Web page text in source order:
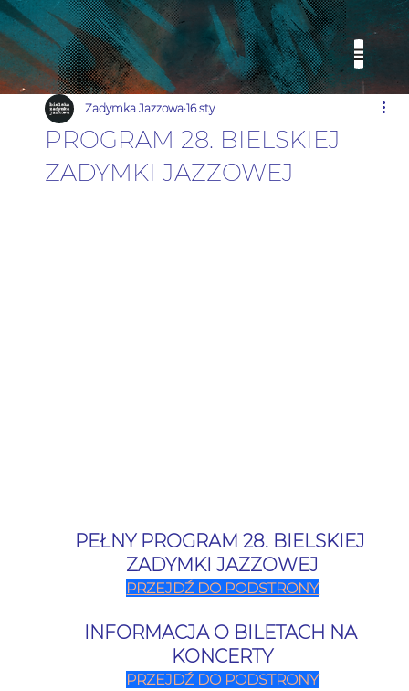
PROGRAM 28. BIELSKIEJ
ZADYMKI JAZZOWEJ
Zadymka Jazzowa 16 sty
PEŁNY PROGRAM 28. BIELSKIEJ
ZADYMKI JAZZOWEJ
PRZEJDŹ DO PODSTRONY
INFORMACJA O BILETACH NA
KONCERTY
PRZEJDŹ DO PODSTRONY